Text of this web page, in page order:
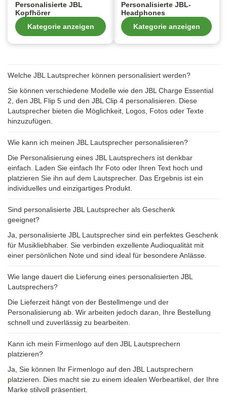
Personalisierte JBL
Kopfhörer
Kategorie anzeigen
Personalisierte JBL-
Headphones
Kategorie anzeigen
Welche JBL Lautsprecher können personalisiert werden?
Sie können verschiedene Modelle wie den JBL Charge Essential
2, den JBL Flip 5 und den JBL Clip 4 personalisieren. Diese
Lautsprecher bieten die Möglichkeit, Logos, Fotos oder Texte
hinzuzufügen.
Wie kann ich meinen JBL Lautsprecher personalisieren?
Die Personalisierung eines JBL Lautsprechers ist denkbar
einfach. Laden Sie einfach Ihr Foto oder Ihren Text hoch und
platzieren Sie ihn auf dem Lautsprecher. Das Ergebnis ist ein
individuelles und einzigartiges Produkt.
Sind personalisierte JBL Lautsprecher als Geschenk
geeignet?
Ja, personalisierte JBL Lautsprecher sind ein perfektes Geschenk
für Musikliebhaber. Sie verbinden exzellente Audioqualität mit
einer persönlichen Note und sind ideal für besondere Anlässe.
Wie lange dauert die Lieferung eines personalisierten JBL
Lautsprechers?
Die Lieferzeit hängt von der Bestellmenge und der
Personalisierung ab. Wir arbeiten jedoch daran, Ihre Bestellung
schnell und zuverlässig zu bearbeiten.
Kann ich mein Firmenlogo auf den JBL Lautsprechern
platzieren?
Ja, Sie können Ihr Firmenlogo auf den JBL Lautsprechern
platzieren. Dies macht sie zu einem idealen Werbeartikel, der Ihre
Marke stilvoll präsentiert.